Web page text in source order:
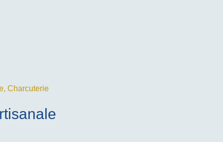
, Charcuterie